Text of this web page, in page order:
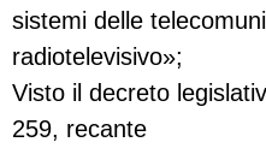
sistemi delle
radiotelevisivo»;
Visto il decreto
259, recante